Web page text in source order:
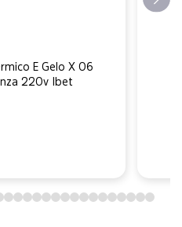
E Gelo X 06
220v Ibet